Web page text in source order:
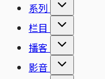
系列
栏目
播客
影音